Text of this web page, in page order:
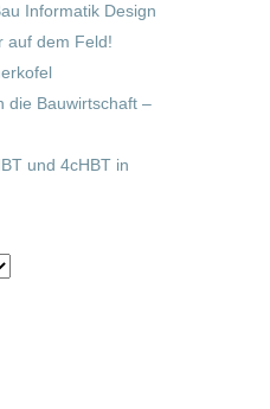
Informatik Design
auf dem Feld!
die Bauwirtschaft –
und 4cHBT in